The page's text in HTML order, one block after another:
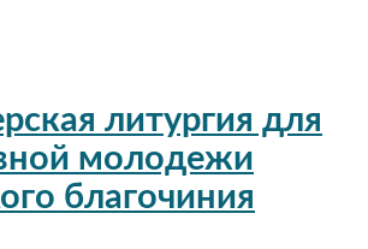
литургия для
молодежи
благочиния